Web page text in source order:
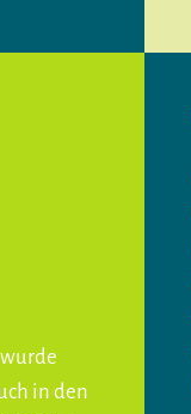
in den